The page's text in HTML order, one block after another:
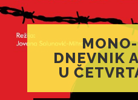
DNEVNIK
U